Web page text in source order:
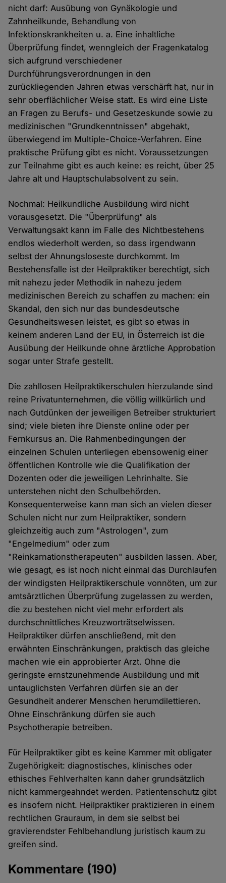
nicht darf: Ausübung von Gynäkologie und
Zahnheilkunde, Behandlung von
Infektionskrankheiten u. a. Eine inhaltliche
Überprüfung findet, wenngleich der Fragenkatalog
sich aufgrund verschiedener
Durchführungsverordnungen in den
zurückliegenden Jahren etwas verschärft hat, nur in
sehr oberflächlicher Weise statt. Es wird eine Liste
an Fragen zu Berufs- und Gesetzeskunde sowie zu
medizinischen "Grundkenntnissen" abgehakt,
überwiegend im Multiple-Choice-Verfahren. Eine
praktische Prüfung gibt es nicht. Voraussetzungen
zur Teilnahme gibt es auch keine: es reicht, über 25
Jahre alt und Hauptschulabsolvent zu sein.
Nochmal: Heilkundliche Ausbildung wird nicht
vorausgesetzt. Die "Überprüfung" als
Verwaltungsakt kann im Falle des Nichtbestehens
endlos wiederholt werden, so dass irgendwann
selbst der Ahnungsloseste durchkommt. Im
Bestehensfalle ist der Heilpraktiker berechtigt, sich
mit nahezu jeder Methodik in nahezu jedem
medizinischen Bereich zu schaffen zu machen: ein
Skandal, den sich nur das bundesdeutsche
Gesundheitswesen leistet, es gibt so etwas in
keinem anderen Land der EU, in Österreich ist die
Ausübung der Heilkunde ohne ärztliche Approbation
sogar unter Strafe gestellt.
Die zahllosen Heilpraktikerschulen hierzulande sind
reine Privatunternehmen, die völlig willkürlich und
nach Gutdünken der jeweiligen Betreiber strukturiert
sind; viele bieten ihre Dienste online oder per
Fernkursus an. Die Rahmenbedingungen der
einzelnen Schulen unterliegen ebensowenig einer
öffentlichen Kontrolle wie die Qualifikation der
Dozenten oder die jeweiligen Lehrinhalte. Sie
unterstehen nicht den Schulbehörden.
Konsequenterweise kann man sich an vielen dieser
Schulen nicht nur zum Heilpraktiker, sondern
gleichzeitig auch zum "Astrologen", zum
"Engelmedium" oder zum
"Reinkarnationstherapeuten" ausbilden lassen. Aber,
wie gesagt, es ist noch nicht einmal das Durchlaufen
der windigsten Heilpraktikerschule vonnöten, um zur
amtsärztlichen Überprüfung zugelassen zu werden,
die zu bestehen nicht viel mehr erfordert als
durchschnittliches Kreuzworträtselwissen.
Heilpraktiker dürfen anschließend, mit den
erwähnten Einschränkungen, praktisch das gleiche
machen wie ein approbierter Arzt. Ohne die
geringste ernstzunehmende Ausbildung und mit
untauglichsten Verfahren dürfen sie an der
Gesundheit anderer Menschen herumdilettieren.
Ohne Einschränkung dürfen sie auch
Psychotherapie betreiben.
Für Heilpraktiker gibt es keine Kammer mit obligater
Zugehörigkeit: diagnostisches, klinisches oder
ethisches Fehlverhalten kann daher grundsätzlich
nicht kammergeahndet werden. Patientenschutz gibt
es insofern nicht. Heilpraktiker praktizieren in einem
rechtlichen Grauraum, in dem sie selbst bei
gravierendster Fehlbehandlung juristisch kaum zu
greifen sind.
Kommentare (190)